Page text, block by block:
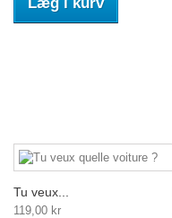
Læg i kurv
Tu veux...
119,00 kr